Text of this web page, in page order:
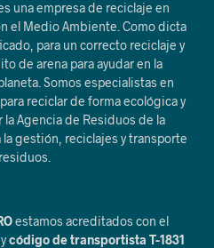
una empresa de reciclaje en
el Medio Ambiente. Como dicta
para un correcto reciclaje y
de arena para ayudar en la
Somos especialistas en
reciclar de forma ecológica y
Agencia de Residuos de la
gestión, reciclajes y transporte
estamos acreditados con el
ycódigo de transportista T-1831